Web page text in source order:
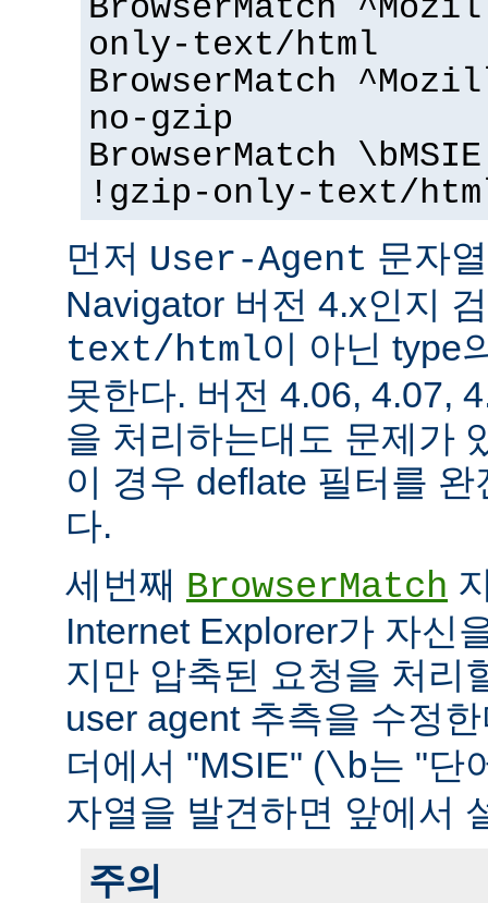
BrowserMatch
only-text/html
BrowserMatch
no-gzip
BrowserMatch
!gzip-only-text/
먼저 User-Agent 문자
Navigator 버전 4.x인지
text/html이 아닌 type
못한다. 버전 4.06, 4.07,
을 처리하는대도 문제가
이 경우 deflate 필터를
다.
세번째 BrowserMatch
Internet Explorer가 자신
지만 압축된 요청을 처리
user agent 추측을 수정
더에서 "MSIE" (\b는 "단
자열을 발견하면 앞에서
주의